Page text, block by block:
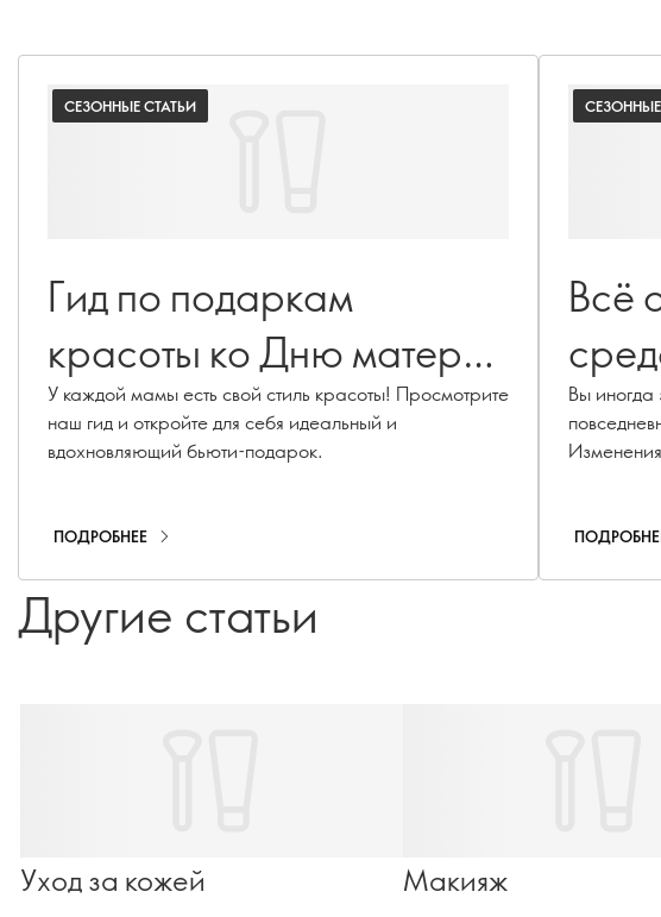
СЕЗОННЫЕ СТАТЬИ
Гид по подаркам
красоты ко Дню матери
2026
У каждой мамы есть свой стиль красоты! Просмотрите
наш гид и откройте для себя идеальный и
вдохновляющий бьюти-подарок.
ПОДРОБНЕЕ
Всё
Вы иногда
нашей
Другие статьи
Уход за кожей Макияж